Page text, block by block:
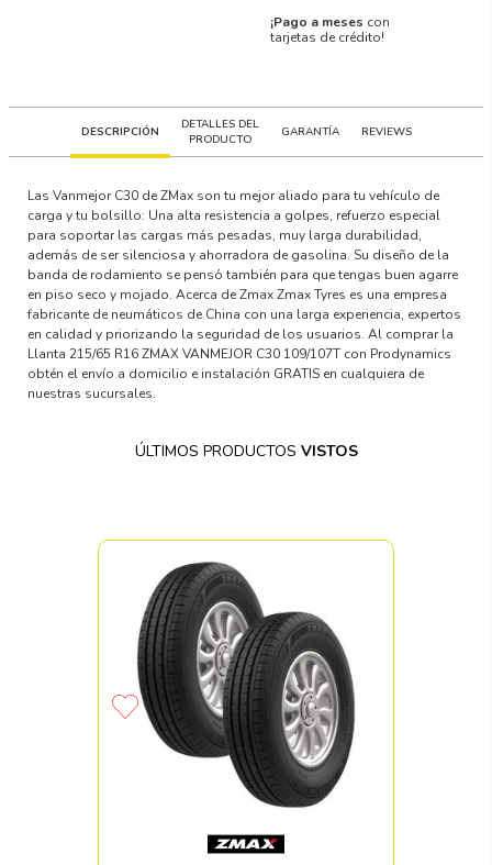
¡Pago a meses con
tarjetas de crédito!
DESCRIPCIÓN
DETALLES DEL
PRODUCTO
GARANTÍA REVIEWS
Las Vanmejor C30 de ZMax son tu mejor aliado para tu vehículo de
carga y tu bolsillo: Una alta resistencia a golpes, refuerzo especial
para soportar las cargas más pesadas, muy larga durabilidad,
además de ser silenciosa y ahorradora de gasolina. Su diseño de la
banda de rodamiento se pensó también para que tengas buen agarre
en piso seco y mojado. Acerca de Zmax Zmax Tyres es una empresa
fabricante de neumáticos de China con una larga experiencia, expertos
en calidad y priorizando la seguridad de los usuarios. Al comprar la
Llanta 215/65 R16 ZMAX VANMEJOR C30 109/107T con Prodynamics
obtén el envío a domicilio e instalación GRATIS en cualquiera de
nuestras sucursales.
ÚLTIMOS PRODUCTOS VISTOS